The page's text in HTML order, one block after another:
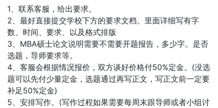
1、联系客服，给出要求。
2、最好直接提交学校下方的要求文档。里面详细写有字
数、时间、要求、以及格式排版
3、MBA硕士论文说明需要不需要开题报告，多少字。是否
选题，导师要求等。
4、客服会根据情况报价，双方谈好价格付50%定金。(没选
题可以先付少量定金，选题通过再写正文，写正文前一定要
补足50%定金)
5、安排写作。(写作过程如果需要每周末跟导师或者小组讨